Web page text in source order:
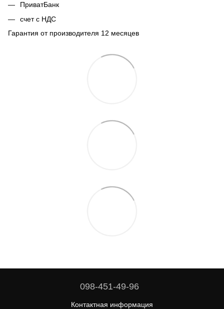
ПриватБанк
счет с НДС
Гарантия от производителя 12 месяцев
098-451-49-96
Контактная информация